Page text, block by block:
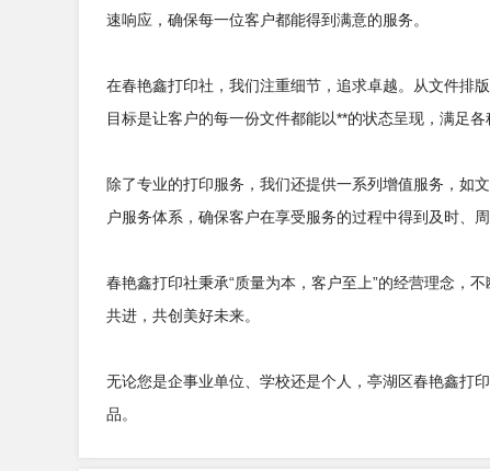
速响应，确保每一位客户都能得到满意的服务。
在春艳鑫打印社，我们注重细节，追求卓越。从文件排
目标是让客户的每一份文件都能以**的状态呈现，满足各
除了专业的打印服务，我们还提供一系列增值服务，如
户服务体系，确保客户在享受服务的过程中得到及时、周
春艳鑫打印社秉承“质量为本，客户至上”的经营理念，
共进，共创美好未来。
无论您是企事业单位、学校还是个人，亭湖区春艳鑫打
品。